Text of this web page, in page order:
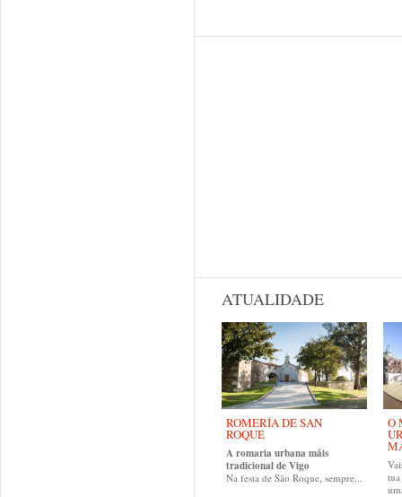
ATUALIDADE
ROMERÍA DE SAN
ROQUE
A romaria urbana máis
tradicional de Vigo
Na festa de São Roque, sempre...
O